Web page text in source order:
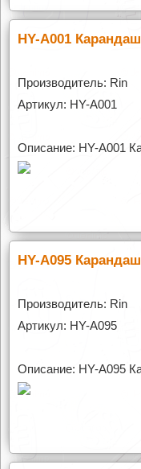
HY-A001
Производитель: Rin
Артикул: HY-A001
Описание: HY-A001
HY-A095
Производитель: Rin
Артикул: HY-A095
Описание: HY-A095